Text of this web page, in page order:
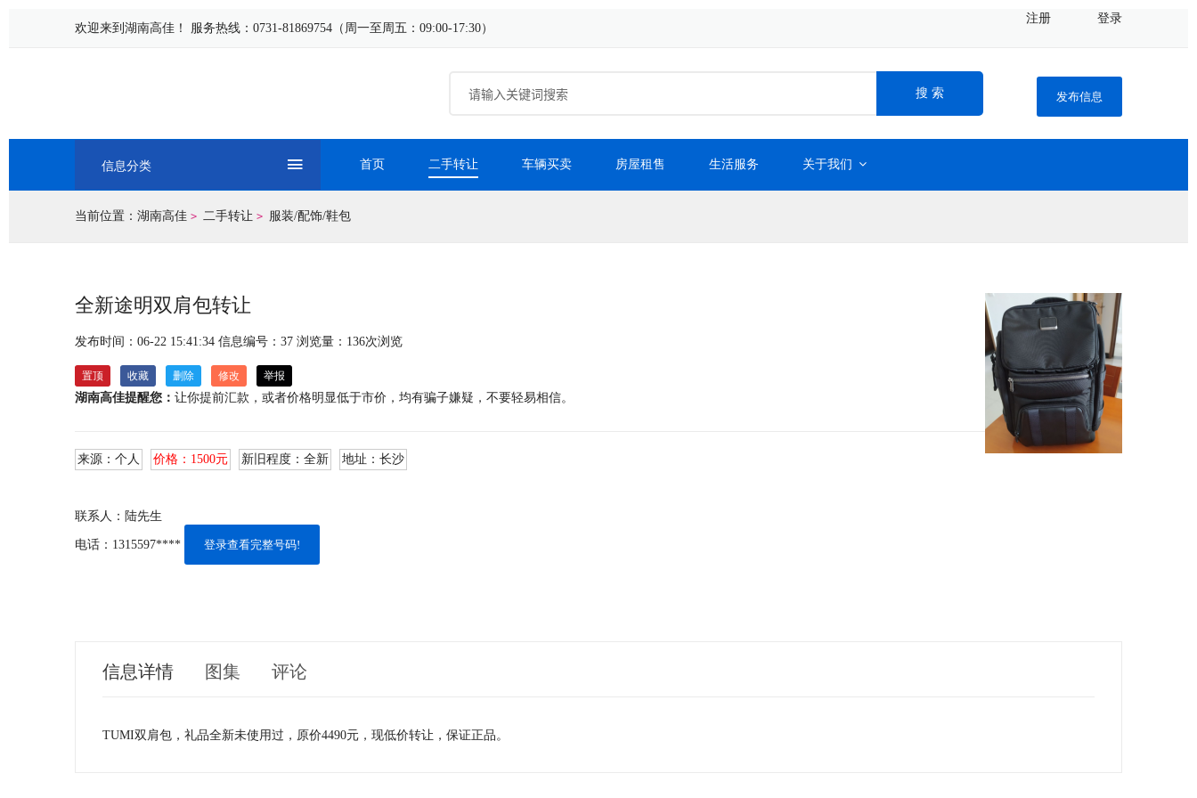
欢迎来到湖南高佳！ 服务热线：0731-81869754（周一至周五：09:00-17:30）
登录
注册
搜 索 发布信息
信息分类 首页 二手转让 车辆买卖 房屋租售 生活服务 关于我们
当前位置： 湖南高佳 > 二手转让 > 服装/配饰/鞋包
全新途明双肩包转让
发布时间：06-22 15:41:34 信息编号：37 浏览量： 136次浏览
置顶 收藏 删除 修改 举报
湖南高佳提醒您： 让你提前汇款，或者价格明显低于市价，均有骗子嫌疑，不要轻易相信。
来源： 个人 价格： 1500元 新旧程度： 全新 地址： 长沙
联系人： 陆先生
电话： 1315597**** 登录查看完整号码!
信息详情 图集 评论
TUMI双肩包，礼品全新未使用过，原价4490元，​‌‌现低价转让，保证正品。